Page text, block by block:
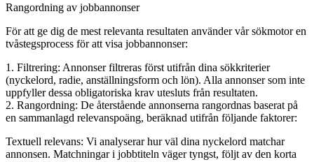
Rangordning av jobbannonser
För att ge dig de mest relevanta resultaten använder vår sökmotor en
tvåstegsprocess för att visa jobbannonser:
1. Filtrering: Annonser filtreras först utifrån dina sökkriterier
(nyckelord, radie, anställningsform och lön). Alla annonser som inte
uppfyller dessa obligatoriska krav utesluts från resultaten.
2. Rangordning: De återstående annonserna rangordnas baserat på
en sammanlagd relevanspoäng, beräknad utifrån följande faktorer:
Textuell relevans: Vi analyserar hur väl dina nyckelord matchar
annonsen. Matchningar i jobbtiteln väger tyngst, följt av den korta